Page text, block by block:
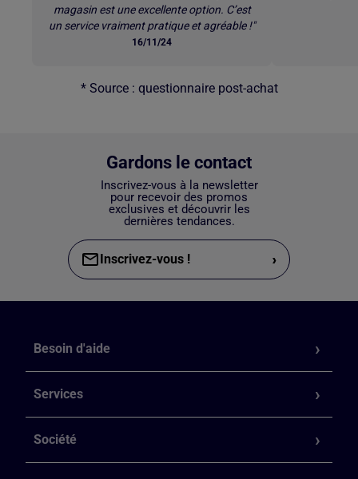
magasin est une excellente option. C’est
un service vraiment pratique et agréable !"
16/11/24
* Source : questionnaire post-achat
Gardons le contact
Inscrivez-vous à la newsletter
pour recevoir des promos
exclusives et découvrir les
dernières tendances.
Inscrivez-vous ! ›
Besoin d'aide
Services
Société